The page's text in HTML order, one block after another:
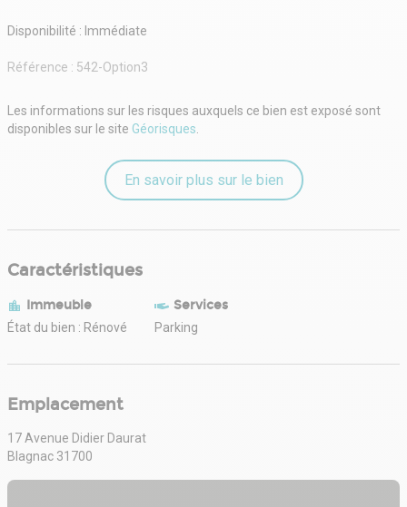
Disponibilité : Immédiate
Référence : 542-Option3
Les informations sur les risques auxquels ce bien est exposé sont
disponibles sur le site Géorisques.
En savoir plus sur le bien
Caractéristiques
Immeuble
État du bien : Rénové
Services
Parking
Emplacement
17 Avenue Didier Daurat
Blagnac 31700